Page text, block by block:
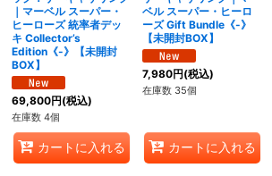
｜マーベル スーパー・
ヒーローズ 統率者デッ
キ Collector’s
Edition《-》【未開封
BOX】
69,800円(税込)
在庫数 4個
カートに入れる
ベル スーパー・ヒーロ
ーズ Gift Bundle《-》
【未開封BOX】
7,980円(税込)
在庫数 35個
カートに入れる